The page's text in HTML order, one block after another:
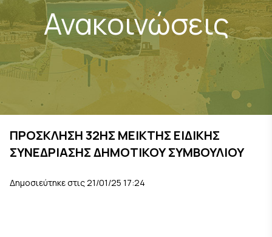
Ανακοινώσεις
ΠΡΟΣΚΛΗΣΗ 32ΗΣ ΜΕΙΚΤΗΣ ΕΙΔΙΚΗΣ
ΣΥΝΕΔΡΙΑΣΗΣ ΔΗΜΟΤΙΚΟΥ ΣΥΜΒΟΥΛΙΟΥ
Δημοσιεύτηκε στις 21/01/25 17:24